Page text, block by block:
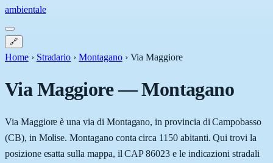
ambientale
🔗
Home › Stradario › Montagano › Via Maggiore
Via Maggiore—Montagano
Via Maggiore è una via di Montagano, in provincia di Campobasso
(CB), in Molise. Montagano conta circa 1150 abitanti. Qui trovi la
posizione esatta sulla mappa, il CAP 86023 e le indicazioni stradali